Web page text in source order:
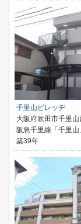
千里山ビレッヂ
大阪府吹田市千里山
阪急千里線「千里
築39年